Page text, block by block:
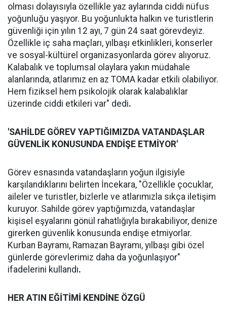
olması dolayısıyla özellikle yaz aylarında ciddi nüfus
yoğunluğu yaşıyor. Bu yoğunlukta halkın ve turistlerin
güvenliği için yılın 12 ayı, 7 gün 24 saat görevdeyiz.
Özellikle iç saha maçları, yılbaşı etkinlikleri, konserler
ve sosyal-kültürel organizasyonlarda görev alıyoruz.
Kalabalık ve toplumsal olaylara yakın müdahale
alanlarında, atlarımız en az TOMA kadar etkili olabiliyor.
Hem fiziksel hem psikolojik olarak kalabalıklar
üzerinde ciddi etkileri var" dedi.
'SAHİLDE GÖREV YAPTIĞIMIZDA VATANDAŞLAR
GÜVENLİK KONUSUNDA ENDİŞE ETMİYOR'
Görev esnasında vatandaşların yoğun ilgisiyle
karşılandıklarını belirten İncekara, "Özellikle çocuklar,
aileler ve turistler, bizlerle ve atlarımızla sıkça iletişim
kuruyor. Sahilde görev yaptığımızda, vatandaşlar
kişisel eşyalarını gönül rahatlığıyla bırakabiliyor, denize
girerken güvenlik konusunda endişe etmiyorlar.
Kurban Bayramı, Ramazan Bayramı, yılbaşı gibi özel
günlerde görevlerimiz daha da yoğunlaşıyor"
ifadelerini kullandı.
HER ATIN EĞİTİMİ KENDİNE ÖZGÜ